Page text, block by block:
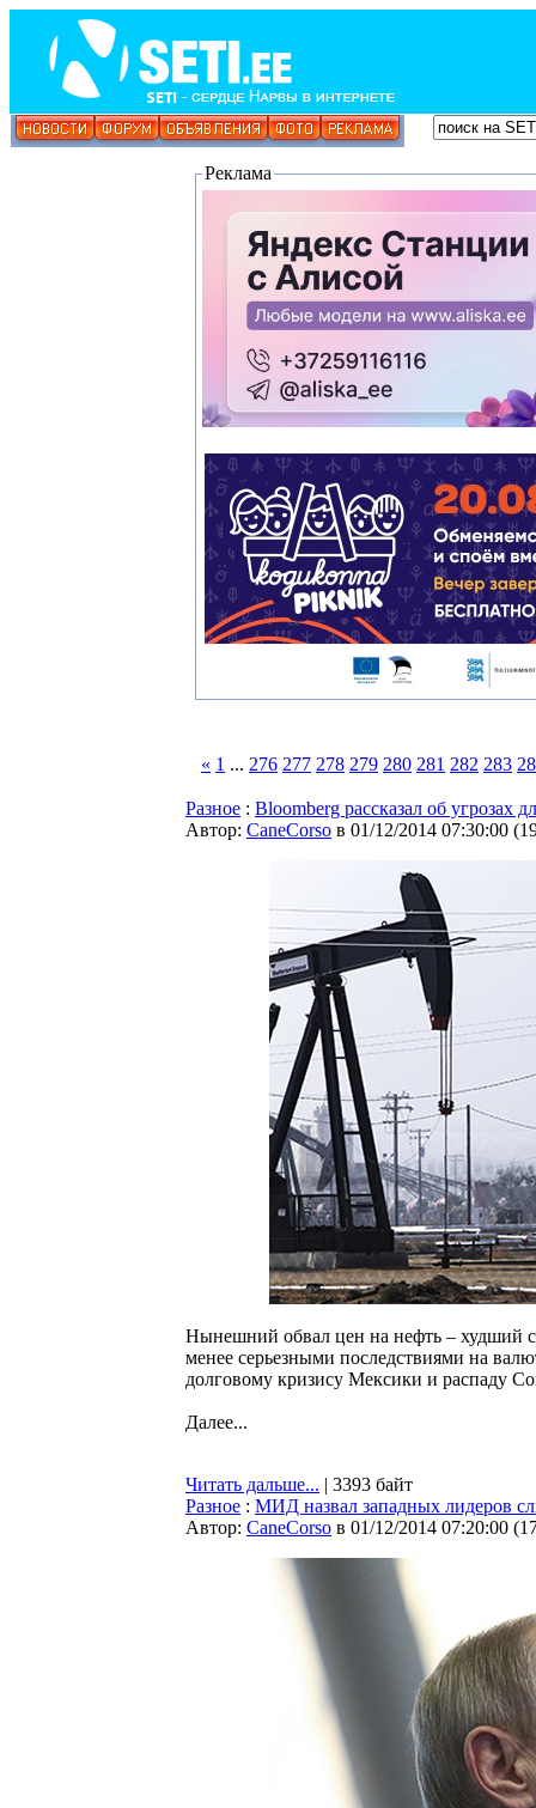
Реклама
« 1 ... 276 277 278 279 280 281 282 283
Разное : Bloomberg рассказал об угрозах
Автор: CaneCorso в 01/12/2014 07:30:00 (
Нынешний обвал цен на нефть – худший
менее серьезными последствиями на
долговому кризису Мексики и распаду
Далее...
Читать дальше... | 3393 байт
Разное : МИД назвал западных лидеров
Автор: CaneCorso в 01/12/2014 07:20:00 (